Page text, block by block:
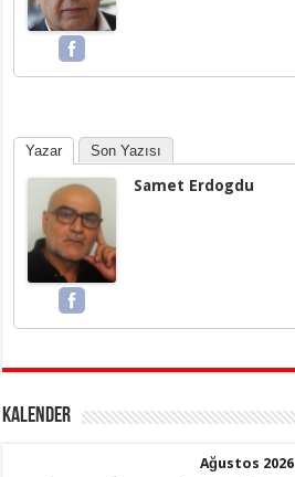
Yazar Son Yazısı
Samet Erdogdu
KALENDER
Ağustos 2026